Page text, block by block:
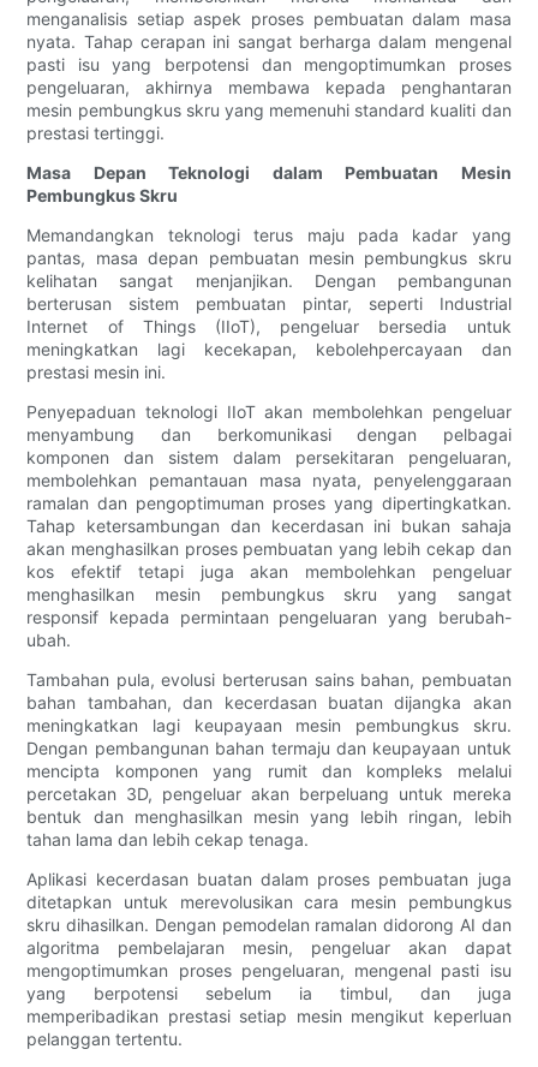
menganalisis setiap aspek proses pembuatan dalam masa
nyata. Tahap cerapan ini sangat berharga dalam mengenal
pasti isu yang berpotensi dan mengoptimumkan proses
pengeluaran, akhirnya membawa kepada penghantaran
mesin pembungkus skru yang memenuhi standard kualiti dan
prestasi tertinggi.
Masa Depan Teknologi dalam Pembuatan Mesin
Pembungkus Skru
Memandangkan teknologi terus maju pada kadar yang
pantas, masa depan pembuatan mesin pembungkus skru
kelihatan sangat menjanjikan. Dengan pembangunan
berterusan sistem pembuatan pintar, seperti Industrial
Internet of Things (IIoT), pengeluar bersedia untuk
meningkatkan lagi kecekapan, kebolehpercayaan dan
prestasi mesin ini.
Penyepaduan teknologi IIoT akan membolehkan pengeluar
menyambung dan berkomunikasi dengan pelbagai
komponen dan sistem dalam persekitaran pengeluaran,
membolehkan pemantauan masa nyata, penyelenggaraan
ramalan dan pengoptimuman proses yang dipertingkatkan.
Tahap ketersambungan dan kecerdasan ini bukan sahaja
akan menghasilkan proses pembuatan yang lebih cekap dan
kos efektif tetapi juga akan membolehkan pengeluar
menghasilkan mesin pembungkus skru yang sangat
responsif kepada permintaan pengeluaran yang berubah-
ubah.
Tambahan pula, evolusi berterusan sains bahan, pembuatan
bahan tambahan, dan kecerdasan buatan dijangka akan
meningkatkan lagi keupayaan mesin pembungkus skru.
Dengan pembangunan bahan termaju dan keupayaan untuk
mencipta komponen yang rumit dan kompleks melalui
percetakan 3D, pengeluar akan berpeluang untuk mereka
bentuk dan menghasilkan mesin yang lebih ringan, lebih
tahan lama dan lebih cekap tenaga.
Aplikasi kecerdasan buatan dalam proses pembuatan juga
ditetapkan untuk merevolusikan cara mesin pembungkus
skru dihasilkan. Dengan pemodelan ramalan didorong AI dan
algoritma pembelajaran mesin, pengeluar akan dapat
mengoptimumkan proses pengeluaran, mengenal pasti isu
yang berpotensi sebelum ia timbul, dan juga
memperibadikan prestasi setiap mesin mengikut keperluan
pelanggan tertentu.